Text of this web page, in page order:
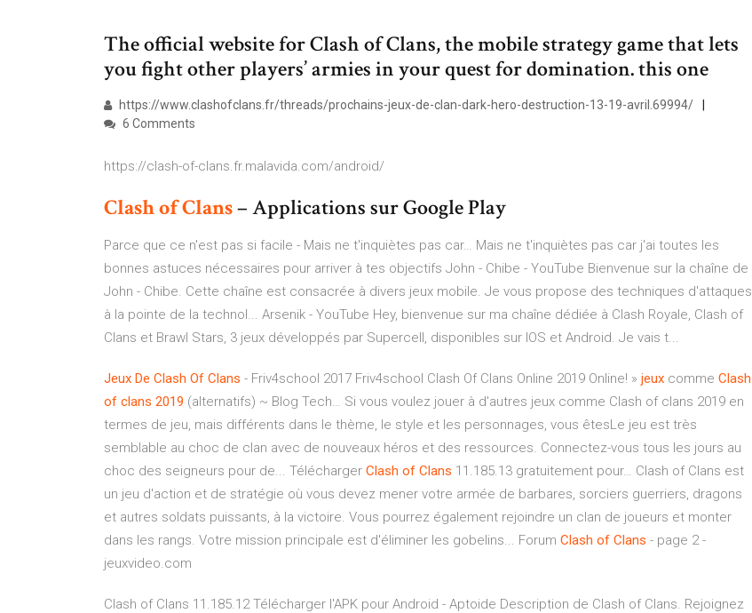
The official website for Clash of Clans, the mobile strategy game that lets
you fight other players’ armies in your quest for domination. this one
https://www.clashofclans.fr/threads/prochains-jeux-de-clan-dark-hero-destruction-13-19-avril.69994/
6 Comments
https://clash-of-clans.fr.malavida.com/android/
ClashofClans– Applications sur Google Play
Parce que ce n'est pas si facile - Mais ne t'inquiètes pas car… Mais ne t'inquiètes pas car j'ai toutes les
bonnes astuces nécessaires pour arriver à tes objectifs John - Chibe - YouTube Bienvenue sur la chaîne de
John - Chibe. Cette chaîne est consacrée à divers jeux mobile. Je vous propose des techniques d'attaques
à la pointe de la technol... Arsenik - YouTube Hey, bienvenue sur ma chaîne dédiée à Clash Royale, Clash of
Clans et Brawl Stars, 3 jeux développés par Supercell, disponibles sur IOS et Android. Je vais t...
Jeux De Clash Of Clans - Friv4school 2017 Friv4school Clash Of Clans Online 2019 Online! » jeux comme Clash
of clans 2019 (alternatifs) ~ Blog Tech… Si vous voulez jouer à d'autres jeux comme Clash of clans 2019 en
termes de jeu, mais différents dans le thème, le style et les personnages, vous êtesLe jeu est très
semblable au choc de clan avec de nouveaux héros et des ressources. Connectez-vous tous les jours au
choc des seigneurs pour de... Télécharger Clash of Clans 11.185.13 gratuitement pour… Clash of Clans est
un jeu d'action et de stratégie où vous devez mener votre armée de barbares, sorciers guerriers, dragons
et autres soldats puissants, à la victoire. Vous pourrez également rejoindre un clan de joueurs et monter
dans les rangs. Votre mission principale est d'éliminer les gobelins... Forum Clash of Clans - page 2 -
jeuxvideo.com
Clash of Clans 11.185.12 Télécharger l'APK pour Android - Aptoide Description de Clash of Clans. Rejoignez